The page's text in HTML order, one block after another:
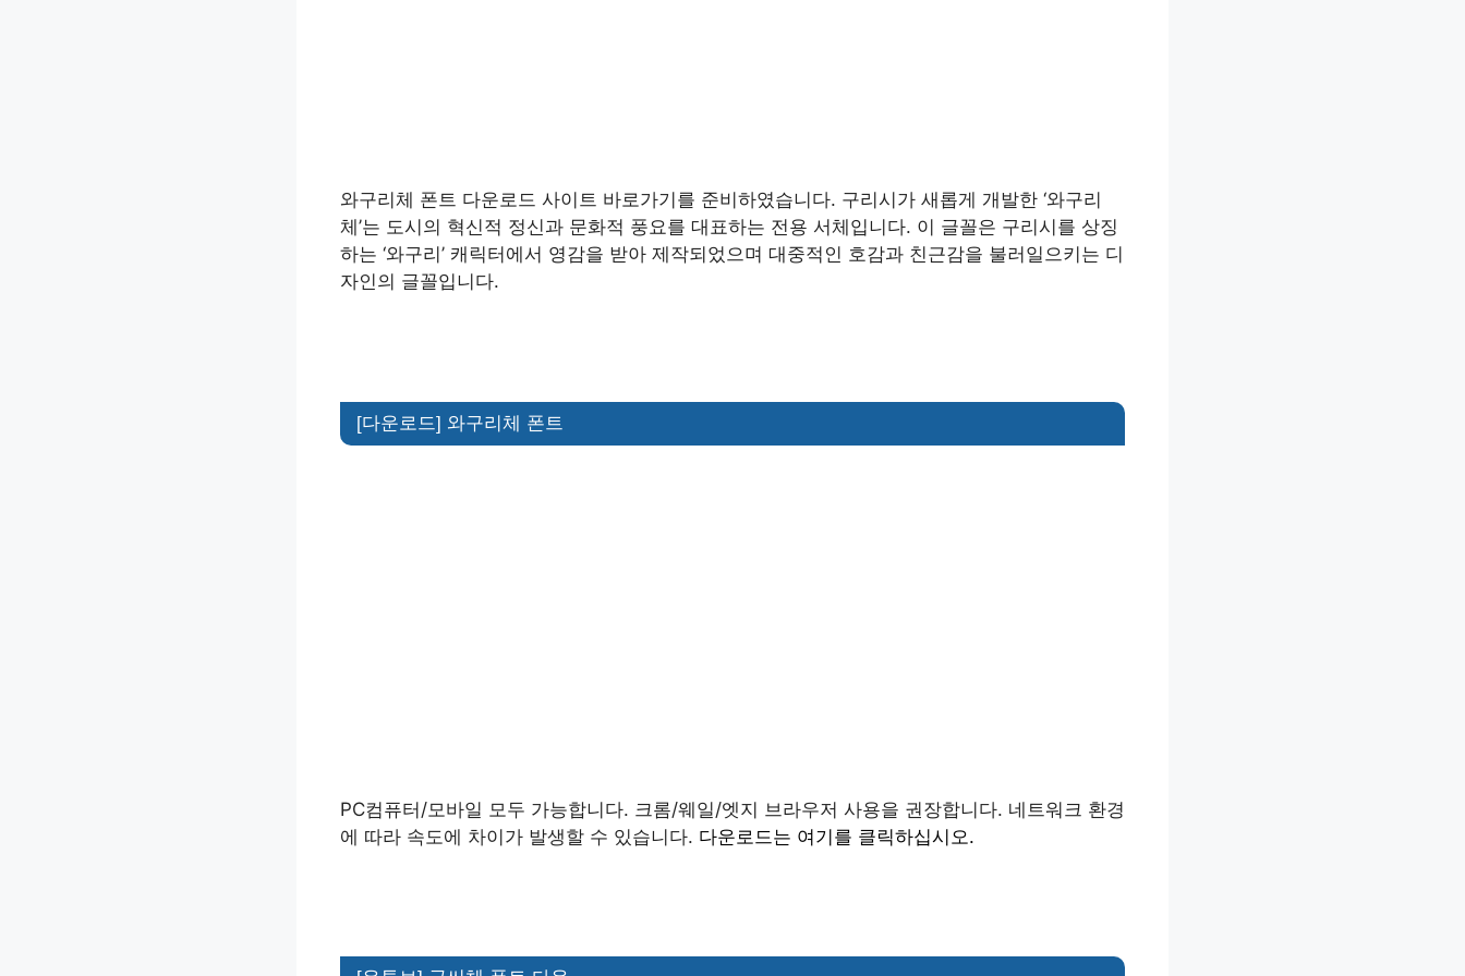
와구리체 폰트 다운로드 사이트 바로가기를 준비하였습니다. 구리시가 새롭게 개발한 ‘와구리
체’는 도시의 혁신적 정신과 문화적 풍요를 대표하는 전용 서체입니다. 이 글꼴은 구리시를 상징
하는 ‘와구리’ 캐릭터에서 영감을 받아 제작되었으며 대중적인 호감과 친근감을 불러일으키는 디
자인의 글꼴입니다.
[다운로드] 와구리체 폰트
PC컴퓨터/모바일 모두 가능합니다. 크롬/웨일/엣지 브라우저 사용을 권장합니다. 네트워크 환경
에 따라 속도에 차이가 발생할 수 있습니다. 다운로드는 여기를 클릭하십시오.